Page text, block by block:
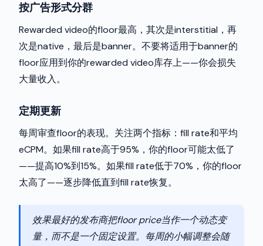
按广告形式分群
Rewarded video的floor最高，其次是interstitial，再
次是native，最后是banner。不要将适用于banner的
floor应用到你的rewarded video库存上——你会损失
大量收入。
定期更新
每周审查floor的表现。关注两个指标：fill rate和平均
eCPM。如果fill rate高于95%，你的floor可能太低了
——提高10%到15%。如果fill rate低于70%，你的floor
太高了——逐步降低直到fill rate恢复。
效果最好的发布商把floor price当作一个动态变
量，而不是一个固定设置。每周的小幅调整会随